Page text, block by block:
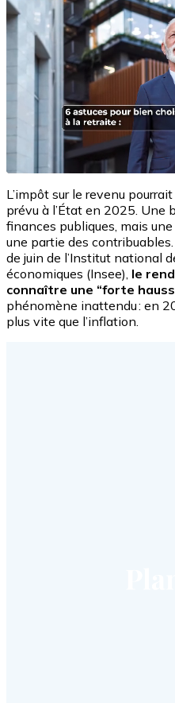
L’impôt sur le revenu
prévu à l’État en 2025. Une
finances publiques, mais
une partie des
de juin de l’Institut national
économiques (Insee), le
connaître une “forte
phénomène inattendu : en
plus vite que l’inflation.